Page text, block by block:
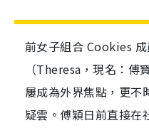
前女子組合 Cookies
（Theresa，現名：傅
屢成為外界焦點，更不
疑雲。傅穎日前直接在